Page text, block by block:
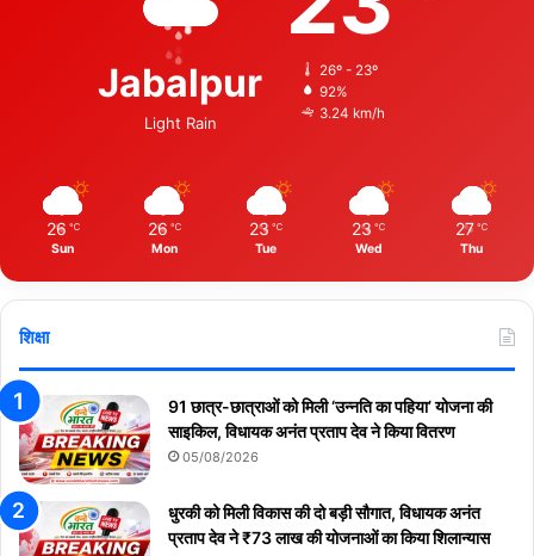
Jabalpur
Light Rain
26º - 23º
92%
3.24 km/h
26 ℃
Sun
26 ℃
Mon
23 ℃
Tue
23 ℃
Wed
27 ℃
Thu
शिक्षा
91 छात्र-छात्राओं को मिली ‘उन्नति का पहिया’ योजना की
साइकिल, विधायक अनंत प्रताप देव ने किया वितरण
05/08/2026
धुरकी को मिली विकास की दो बड़ी सौगात, विधायक अनंत
प्रताप देव ने ₹73 लाख की योजनाओं का किया शिलान्यास